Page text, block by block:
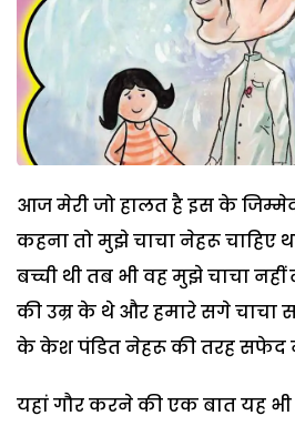
आज मेरी जो हालत है इस के
कहना तो मुझे चाचा नेहरू चाहिए
बच्ची थी तब भी वह मुझे चाचा
की उम्र के थे और हमारे सगे चाचा
के केश पंडित नेहरू की तरह सफेद
यहां गौर करने की एक बात यह